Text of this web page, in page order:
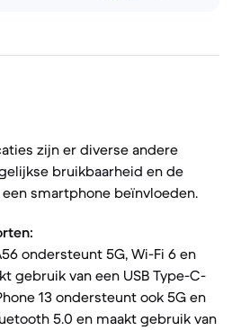
zijn er diverse andere
bruikbaarheid en de
smartphone beïnvloeden.
ondersteunt 5G, Wi-Fi 6 en
gebruik van een USB Type-C-
13 ondersteunt ook 5G en
5.0 en maakt gebruik van